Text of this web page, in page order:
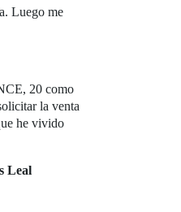
Luego me
20 como
la venta
he vivido
Leal